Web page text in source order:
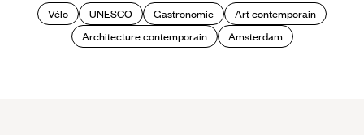
Vélo UNESCO Gastronomie
Art contemporain
Architecture contemporain
Amsterdam